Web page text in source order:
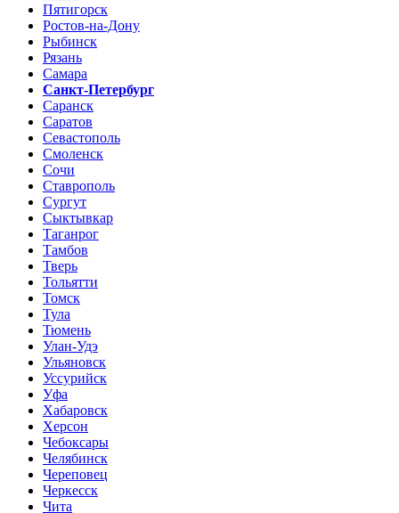
Пятигорск
Ростов-на-Дону
Рыбинск
Рязань
Самара
Санкт-Петербург
Саранск
Саратов
Севастополь
Смоленск
Сочи
Ставрополь
Сургут
Сыктывкар
Таганрог
Тамбов
Тверь
Тольятти
Томск
Тула
Тюмень
Улан-Удэ
Ульяновск
Уссурийск
Уфа
Хабаровск
Херсон
Чебоксары
Челябинск
Череповец
Черкесск
Чита